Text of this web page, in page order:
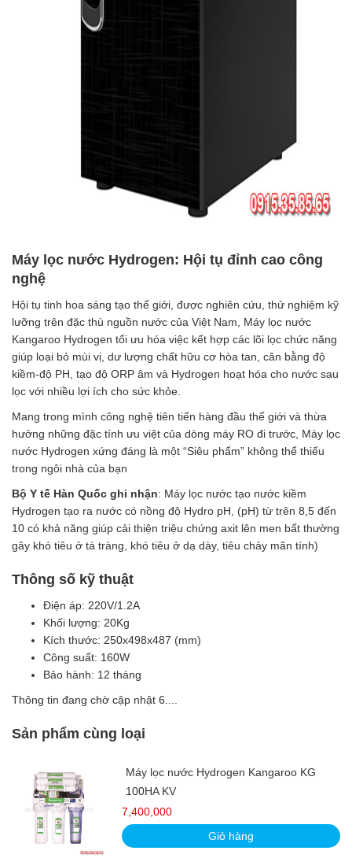
Máy lọc nước Hydrogen: Hội tụ đỉnh cao công
nghệ
Hội tụ tinh hoa sáng tạo thế giới, được nghiên cứu, thử nghiệm kỹ
lưỡng trên đặc thù nguồn nước của Việt Nam, Máy lọc nước
Kangaroo Hydrogen tối ưu hóa việc kết hợp các lõi lọc chức năng
giúp loại bỏ mùi vị, dư lượng chất hữu cơ hòa tan, cân bằng độ
kiềm-độ PH, tạo độ ORP âm và Hydrogen hoạt hóa cho nước sau
lọc với nhiều lợi ích cho sức khỏe.
Mang trong mình công nghệ tiên tiến hàng đầu thế giới và thừa
hưởng những đặc tính ưu việt của dòng máy RO đi trước, Máy lọc
nước Hydrogen xứng đáng là một “Siêu phẩm” không thể thiếu
trong ngôi nhà của bạn
Bộ Y tế Hàn Quốc ghi nhận: Máy lọc nước tạo nước kiềm
Hydrogen tạo ra nước có nồng độ Hydro pH, (pH) từ trên 8,5 đến
10 có khả năng giúp cải thiện triệu chứng axit lên men bất thường
gây khó tiêu ở tá tràng, khó tiêu ở dạ dày, tiêu chảy mãn tính)
Thông số kỹ thuật
Điện áp: 220V/1.2A
Khối lượng: 20Kg
Kích thước: 250x498x487 (mm)
Công suất: 160W
Bảo hành: 12 tháng
Thông tin đang chờ cập nhật 6....
Sản phẩm cùng loại
Máy lọc nước Hydrogen Kangaroo KG
100HA KV
7,400,000
Giỏ hàng